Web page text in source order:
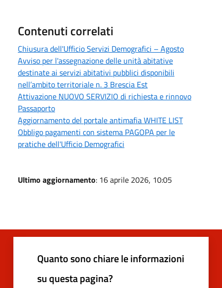
Contenuti correlati
Chiusura dell'Ufficio Servizi Demografici – Agosto
Avviso per l'assegnazione delle unità abitative
destinate ai servizi abitativi pubblici disponibili
nell’ambito territoriale n. 3 Brescia Est
Attivazione NUOVO SERVIZIO di richiesta e rinnovo
Passaporto
Aggiornamento del portale antimafia WHITE LIST
Obbligo pagamenti con sistema PAGOPA per le
pratiche dell'Ufficio Demografici
Ultimo aggiornamento: 16 aprile 2026, 10:05
Quanto sono chiare le informazioni
su questa pagina?